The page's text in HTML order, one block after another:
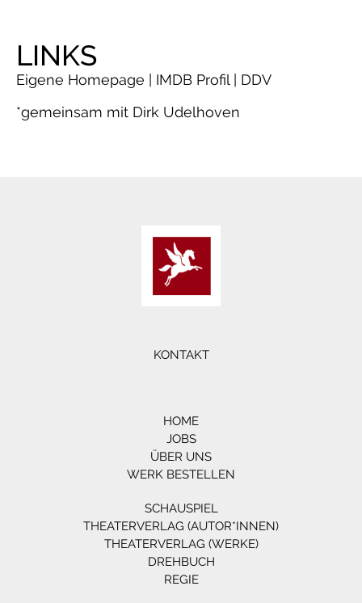
LINKS
Eigene Homepage IMDB Profil
DDV
*gemeinsam mit Dirk Udelhoven
KONTAKT
HOME
JOBS
ÜBER UNS
WERK BESTELLEN
SCHAUSPIEL
THEATERVERLAG (AUTOR*INNEN)
THEATERVERLAG (WERKE)
DREHBUCH
REGIE